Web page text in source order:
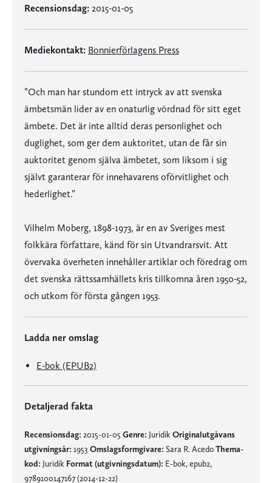
Recensionsdag: 2015-01-05
Mediekontakt: Bonnierförlagens Press
”Och man har stundom ett intryck av att svenska
ämbetsmän lider av en onaturlig vördnad för sitt eget
ämbete. Det är inte alltid deras personlighet och
duglighet, som ger dem auktoritet, utan de får sin
auktoritet genom själva ämbetet, som liksom i sig
självt garanterar för innehavarens oförvitlighet och
hederlighet.”
Vilhelm Moberg, 1898-1973, är en av Sveriges mest
folkkära författare, känd för sin Utvandrarsvit. Att
övervaka överheten innehåller artiklar och föredrag om
det svenska rättssamhällets kris tillkomna åren 1950-52,
och utkom för första gången 1953.
Ladda ner omslag
E-bok (EPUB2)
Detaljerad fakta
Recensionsdag: 2015-01-05 Genre: Juridik Originalutgåvans
utgivningsår: 1953 Omslagsformgivare: Sara R. AcedoThema-
kod: Juridik Format (utgivningsdatum): E-bok, epub2,
9789100147167 (2014-12-22)